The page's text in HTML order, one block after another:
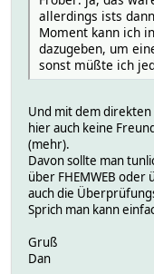
allerdings ists
Moment kann ich
dazugeben, um
sonst müßte ich
Und mit dem
hier auch keine
(mehr).
Davon sollte man
über FHEMWEB
auch die
Sprich man kann
Gruß
Dan